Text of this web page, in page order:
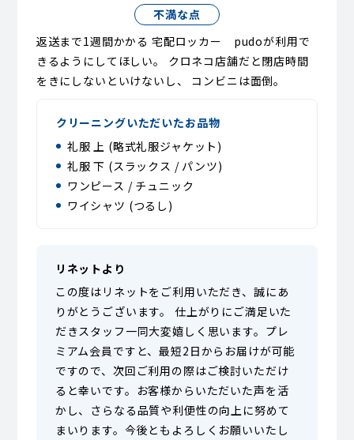
不満な点
返送まで1週間かかる 宅配ロッカー pudoが利用で
きるようにしてほしい。 クロネコ店舗だと閉店時間
をきにしないといけないし、 コンビニは面倒。
クリーニングいただいたお品物
礼服 上 (略式礼服ジャケット)
礼服 下 (スラックス / パンツ)
ワンピース / チュニック
ワイシャツ (つるし)
リネットより
この度はリネットをご利用いただき、誠にあ
りがとうございます。 仕上がりにご満足いた
だきスタッフ一同大変嬉しく思います。プレ
ミアム会員ですと、最短2日からお届けが可能
ですので、次回ご利用の際はご検討いただけ
ると幸いです。お客様からいただいた声を活
かし、さらなる品質や利便性の向上に努めて
まいります。今後ともよろしくお願いいたし